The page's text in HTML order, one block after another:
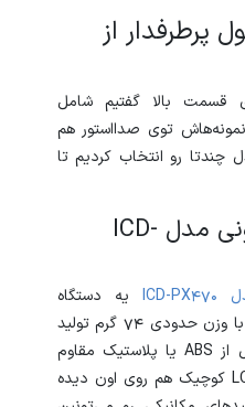
پرطرفدار از
قسمت بالا گفتیم شامل
توی صدااستور هم
رو انتخاب کردیم تا
ضبط کننده صدا سونی مدل ICD-
ICD-PX470
یه دستگاه
ضبط‌کننده‌ کوچیک و سبکه که با وزن حدودی 74 گرم تولید
شده. جنس بدنه این محصول از ABS یا پلاستیک مقاوم
هست و یه صفحه نمایش LCD کوچیک هم روی اون دیده